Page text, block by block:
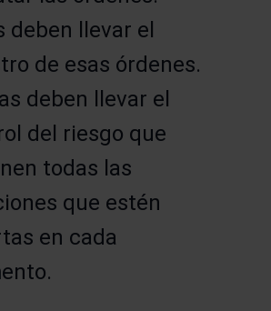
deben llevar el
de esas órdenes.
deben llevar el
del riesgo que
todas las
que estén
en cada